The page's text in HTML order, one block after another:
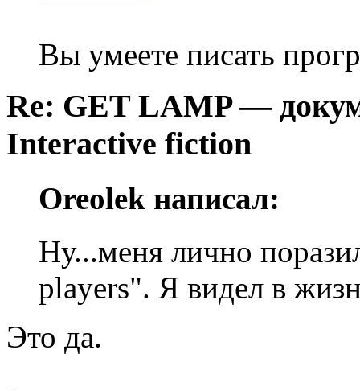
Вы умеете писать
Re: GET LAMP —
Interactive fiction
Oreolek написал:
Ну...меня лично
players". Я видел в
Это да.